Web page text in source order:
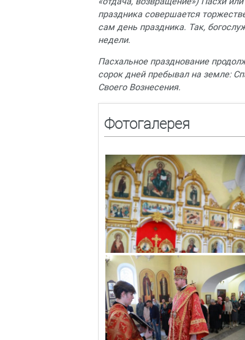
праздника совершается
сам день праздника. Так,
недели.
Пасхальное празднование
сорок дней пребывал на земле:
Своего Вознесения.
Фотогалерея